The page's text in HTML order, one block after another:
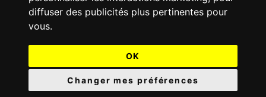
diffuser des publicités plus pertinentes pour
vous.
OK
Changer mes préférences